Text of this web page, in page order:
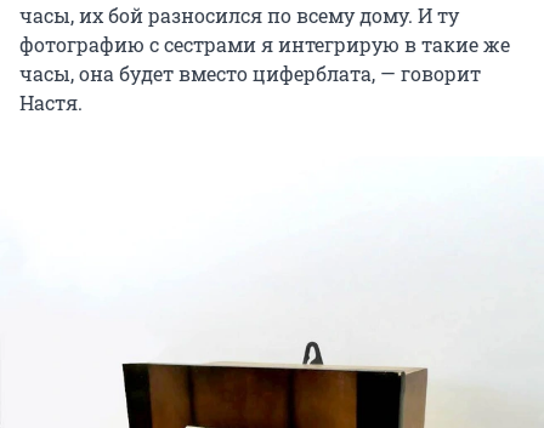
часы, их бой разносился по всему дому. И ту
фотографию с сестрами я интегрирую в такие же
часы, она будет вместо циферблата, — говорит
Настя.